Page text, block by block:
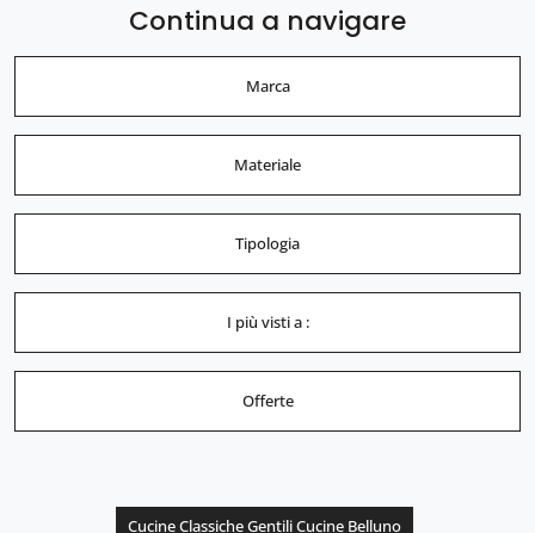
Continua a navigare
Marca
Materiale
Tipologia
I più visti a :
Offerte
Cucine Classiche Gentili Cucine Belluno